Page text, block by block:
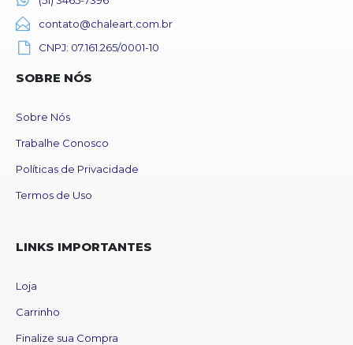
contato@chaleart.com.br
CNPJ: 07.161.265/0001-10
SOBRE NÓS
Sobre Nós
Trabalhe Conosco
Políticas de Privacidade
Termos de Uso
LINKS IMPORTANTES
Loja
Carrinho
Finalize sua Compra